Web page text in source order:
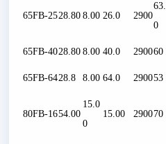
65FB-2528.80 8.00 26.0 2900
63.
0
65FB-4028.80 8.00 40.0 290060
65FB-6428.8 8.00 64.0 290053
80FB-1654.00
15.0
0
15.00 290070